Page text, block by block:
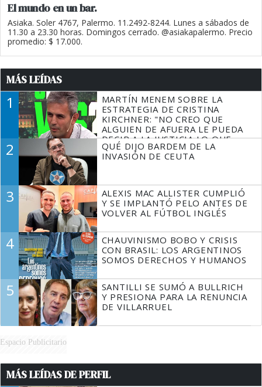
El mundo en un bar.
Asiaka. Soler 4767, Palermo. 11.2492-8244. Lunes a sábados de
11.30 a 23.30 horas. Domingos cerrado. @asiakapalermo. Precio
promedio: $ 17.000.
MÁS LEÍDAS
1
MARTÍN MENEM SOBRE LA
ESTRATEGIA DE CRISTINA
KIRCHNER: "NO CREO QUE
ALGUIEN DE AFUERA LE PUEDA
DECIR A LA JUSTICIA LO QUE
TIENE QUE HACER"
2
QUÉ DIJO BARDEM DE LA
INVASIÓN DE CEUTA
3
ALEXIS MAC ALLISTER CUMPLIÓ
Y SE IMPLANTÓ PELO ANTES DE
VOLVER AL FÚTBOL INGLÉS
4
CHAUVINISMO BOBO Y CRISIS
CON BRASIL: LOS ARGENTINOS
SOMOS DERECHOS Y HUMANOS
5
SANTILLI SE SUMÓ A BULLRICH
Y PRESIONA PARA LA RENUNCIA
DE VILLARRUEL
Espacio Publicitario
MÁS LEÍDAS DE PERFIL